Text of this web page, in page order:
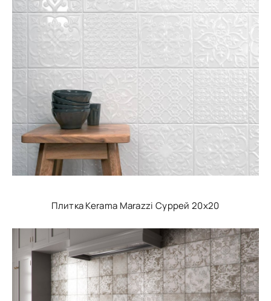
Плитка Kerama Marazzi Суррей 20х20